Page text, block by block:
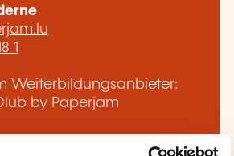
1
Weiterbildungsanbieter:
by Paperjam